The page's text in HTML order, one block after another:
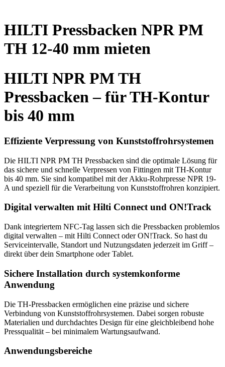
HILTI Pressbacken NPR PM
TH 12-40 mm mieten
HILTI NPR PM TH
Pressbacken – für TH-Kontur
bis 40 mm
Effiziente Verpressung von Kunststoffrohrsystemen
Die HILTI NPR PM TH Pressbacken sind die optimale Lösung für
das sichere und schnelle Verpressen von Fittingen mit TH-Kontur
bis 40 mm. Sie sind kompatibel mit der Akku-Rohrpresse NPR 19-
A und speziell für die Verarbeitung von Kunststoffrohren konzipiert.
Digital verwalten mit Hilti Connect und ON!Track
Dank integriertem NFC-Tag lassen sich die Pressbacken problemlos
digital verwalten – mit Hilti Connect oder ON!Track. So hast du
Serviceintervalle, Standort und Nutzungsdaten jederzeit im Griff –
direkt über dein Smartphone oder Tablet.
Sichere Installation durch systemkonforme
Anwendung
Die TH-Pressbacken ermöglichen eine präzise und sichere
Verbindung von Kunststoffrohrsystemen. Dabei sorgen robuste
Materialien und durchdachtes Design für eine gleichbleibend hohe
Pressqualität – bei minimalem Wartungsaufwand.
Anwendungsbereiche